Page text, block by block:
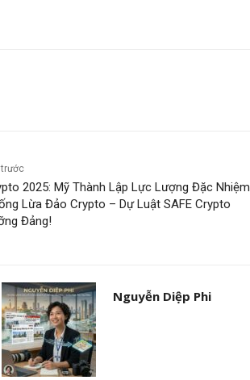
trước
2025: Mỹ Thành Lập Lực Lượng Đặc Nhiệm
Lừa Đảo Crypto – Dự Luật SAFE Crypto
Đảng!
Nguyễn Diệp Phi